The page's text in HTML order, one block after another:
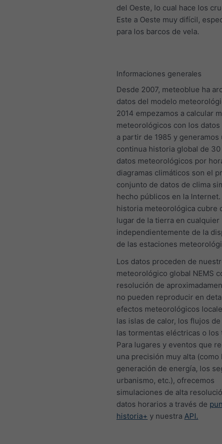
del Oeste, lo cual hace los
Este a Oeste muy difícil,
para los barcos de vela.
Informaciones generales
Desde 2007, meteoblue ha
datos del modelo
2014 empezamos a calcular
meteorológicos con los
a partir de 1985 y generamos
continua historia global de
datos meteorológicos por
diagramas climáticos son el
conjunto de datos de clima
hecho públicos en la
historia meteorológica cubre
lugar de la tierra en cualquier
independientemente de la
de las estaciones
Los datos proceden de
meteorológico global NEMS
resolución de
no pueden reproducir en
efectos meteorológicos
las islas de calor, los flujos
las tormentas eléctricas o los
Para lugares y eventos que
una precisión muy alta (como
generación de energía, los
urbanismo, etc.), ofrecemos
simulaciones de alta
datos horarios a través de
historia+ y nuestra API.